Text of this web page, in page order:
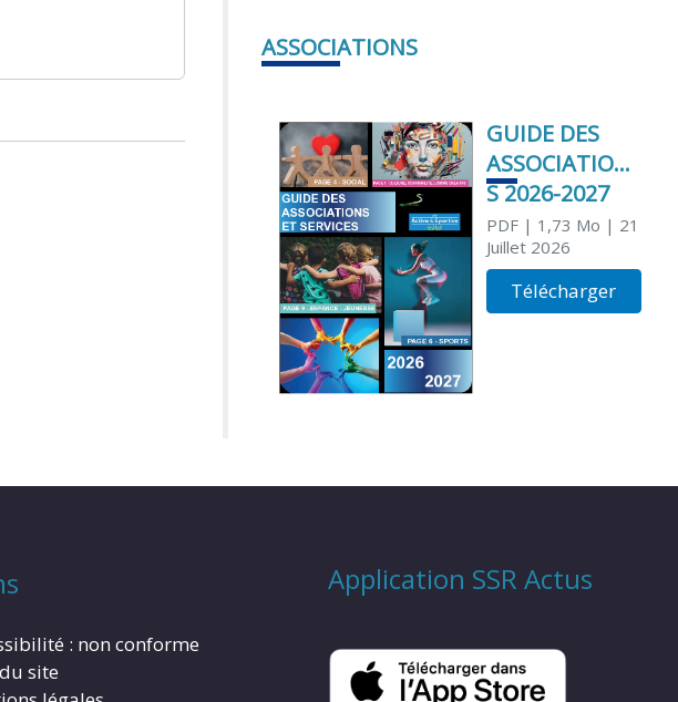
ASSOCIATIONS
GUIDE DES
ASSOCIATION
S 2026-2027
PDF| 1,73 Mo | 21
Juillet 2026
Télécharger
: non conforme
site
Application SSR Actus